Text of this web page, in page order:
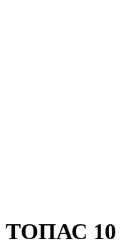
ТОПАС 10